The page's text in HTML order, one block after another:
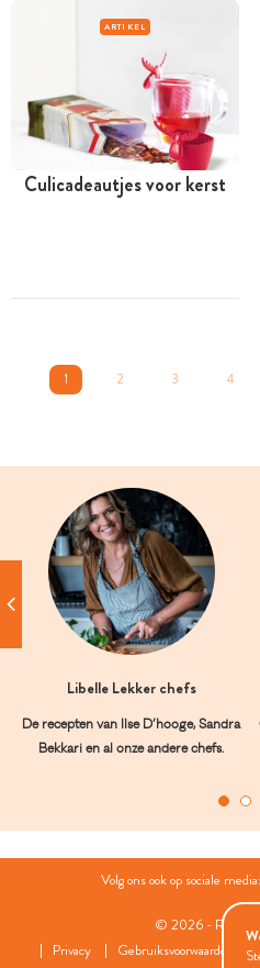
ARTIKEL
Culicadeautjes voor kerst
1 2 3 4
Libelle Lekker chefs
De recepten van Ilse D’hooge, Sandra
Bekkari en al onze andere chefs.
Volg ons ook op sociale media:
© 2026 - Roularta
Privacy
Gebruiksvoorwaarden